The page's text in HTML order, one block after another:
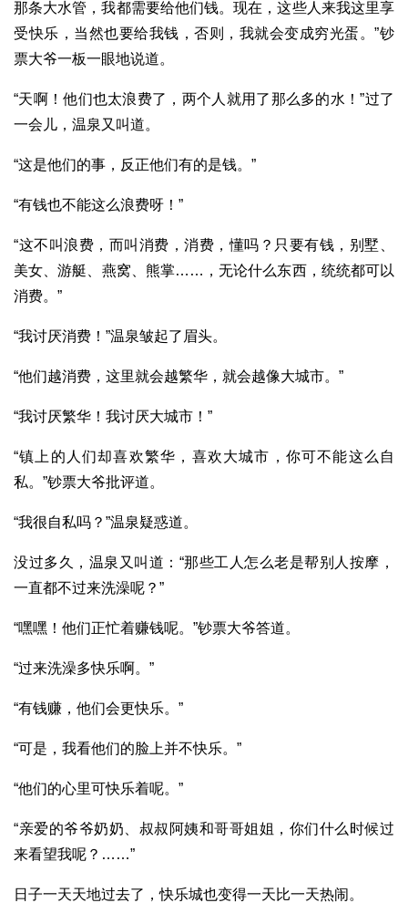
那条大水管，我都需要给他们钱。现在，这些人来我这里享
受快乐，当然也要给我钱，否则，我就会变成穷光蛋。”钞
票大爷一板一眼地说道。
“天啊！他们也太浪费了，两个人就用了那么多的水！”过了
一会儿，温泉又叫道。
“这是他们的事，反正他们有的是钱。”
“有钱也不能这么浪费呀！”
“这不叫浪费，而叫消费，消费，懂吗？只要有钱，别墅、
美女、游艇、燕窝、熊掌……，无论什么东西，统统都可以
消费。”
“我讨厌消费！”温泉皱起了眉头。
“他们越消费，这里就会越繁华，就会越像大城市。”
“我讨厌繁华！我讨厌大城市！”
“镇上的人们却喜欢繁华，喜欢大城市，你可不能这么自
私。”钞票大爷批评道。
“我很自私吗？”温泉疑惑道。
没过多久，温泉又叫道：“那些工人怎么老是帮别人按摩，
一直都不过来洗澡呢？”
“嘿嘿！他们正忙着赚钱呢。”钞票大爷答道。
“过来洗澡多快乐啊。”
“有钱赚，他们会更快乐。”
“可是，我看他们的脸上并不快乐。”
“他们的心里可快乐着呢。”
“亲爱的爷爷奶奶、叔叔阿姨和哥哥姐姐，你们什么时候过
来看望我呢？……”
日子一天天地过去了，快乐城也变得一天比一天热闹。